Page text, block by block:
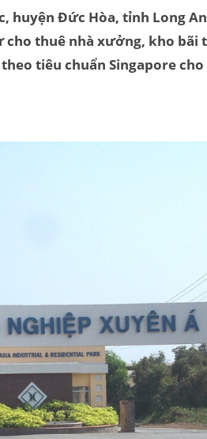
huyện Đức Hòa, tỉnh Long
thuê nhà xưởng, kho bãi
tiêu chuẩn Singapore